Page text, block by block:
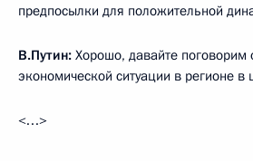
предпосылки для положительной
В.Путин: Хорошо, давайте поговорим
экономической ситуации в регионе в
<…>